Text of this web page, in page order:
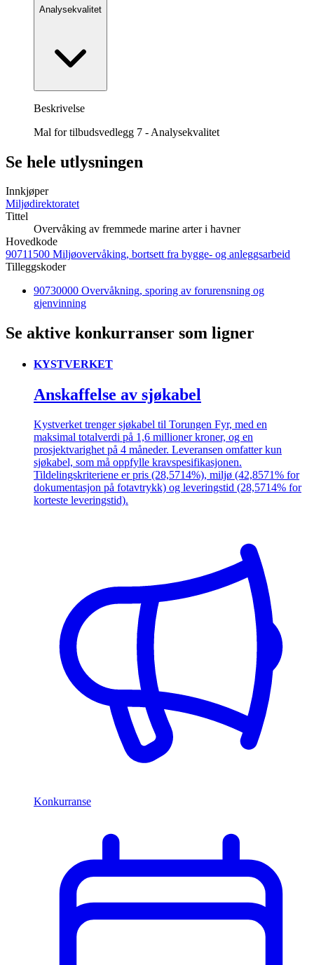
Analysekvalitet
Beskrivelse
Mal for tilbudsvedlegg 7 - Analysekvalitet
Se hele utlysningen
Innkjøper
Miljødirektoratet
Tittel
Overvåking av fremmede marine arter i havner
Hovedkode
90711500 Miljøovervåking, bortsett fra bygge- og anleggsarbeid
Tilleggskoder
90730000 Overvåkning, sporing av forurensning og
gjenvinning
Se aktive konkurranser som ligner
KYSTVERKET
Anskaffelse av sjøkabel
Kystverket trenger sjøkabel til Torungen Fyr, med en
maksimal totalverdi på 1,6 millioner kroner, og en
prosjektvarighet på 4 måneder. Leveransen omfatter kun
sjøkabel, som må oppfylle kravspesifikasjonen.
Tildelingskriteriene er pris (28,5714%), miljø (42,8571% for
dokumentasjon på fotavtrykk) og leveringstid (28,5714% for
korteste leveringstid).
Konkurranse